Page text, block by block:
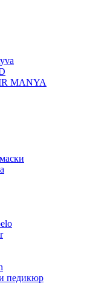
MANYA
педикюр